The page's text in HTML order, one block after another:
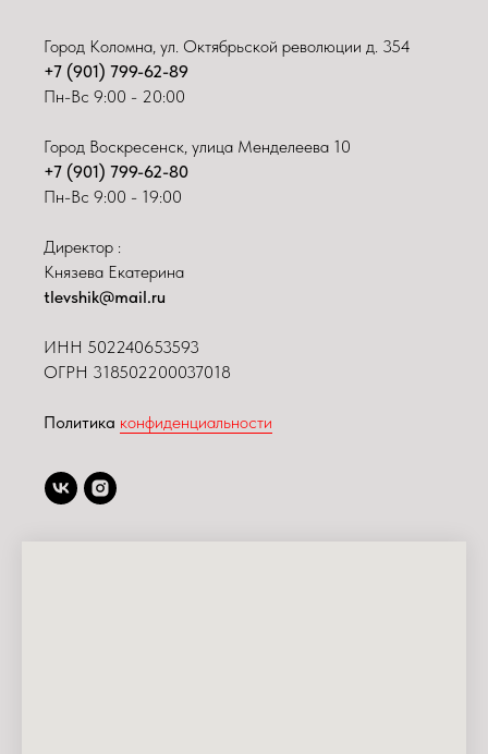
Город Коломна, ул. Октябрьской революции д. 354
+7 (901) 799-62-89
Пн-Вс 9:00 - 20:00
Город Воскресенск, улица Менделеева 10
+7 (901) 799-62-80
Пн-Вс 9:00 - 19:00
Директор :
Князева Екатерина
tlevshik@mail.ru
ИНН 502240653593
ОГРН 318502200037018
Политика конфиденциальности